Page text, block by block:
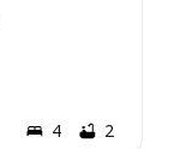
4 2